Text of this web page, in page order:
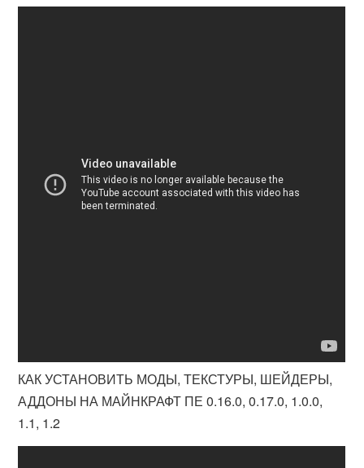
КАК УСТАНОВИТЬ МОДЫ, ТЕКСТУРЫ, ШЕЙДЕРЫ,
АДДОНЫ НА МАЙНКРАФТ ПЕ 0.16.0, 0.17.0, 1.0.0,
1.1, 1.2